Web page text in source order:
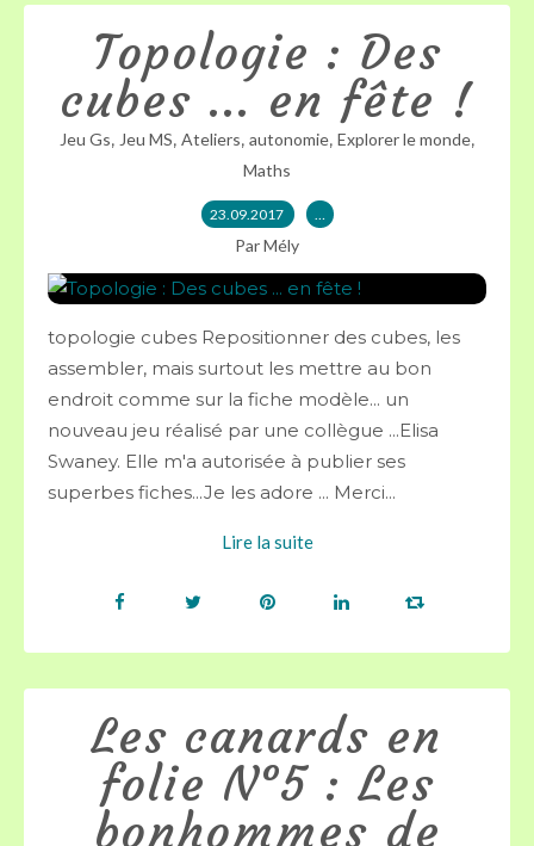
Topologie : Des
cubes ... en fête !
Jeu Gs, Jeu MS, Ateliers, autonomie, Explorer le monde,
Maths
23.09.2017 …
Par Mély
topologie cubes Repositionner des cubes, les
assembler, mais surtout les mettre au bon
endroit comme sur la fiche modèle... un
nouveau jeu réalisé par une collègue ...Elisa
Swaney. Elle m'a autorisée à publier ses
superbes fiches...Je les adore ... Merci...
Lire la suite
Les canards en
folie N°5 : Les
bonhommes de